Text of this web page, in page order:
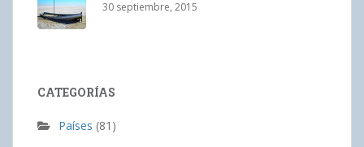
30 septiembre, 2015
CATEGORÍAS
Países (81)